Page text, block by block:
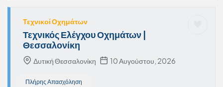
Τεχνικοί Οχημάτων
Τεχνικός Ελέγχου Οχημάτων |
Θεσσαλονίκη
Δυτική Θεσσαλονίκη 10 Αυγούστου, 2026
Πλήρης Απασχόληση